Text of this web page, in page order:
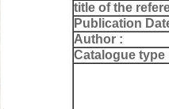
title of the
Publication
Author :
Catalogue type